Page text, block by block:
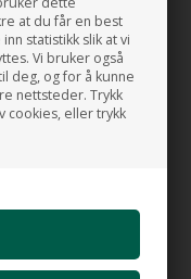
at du får en best
statistikk slik at vi
Vi bruker også
deg, og for å kunne
nettsteder. Trykk
cookies, eller trykk
i Gull
gull